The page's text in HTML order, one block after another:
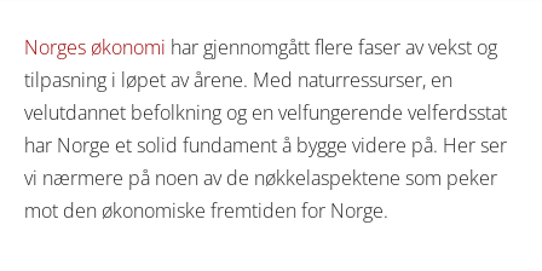
Norges økonomi har gjennomgått flere faser av vekst og
tilpasning i løpet av årene. Med naturressurser, en
velutdannet befolkning og en velfungerende velferdsstat
har Norge et solid fundament å bygge videre på. Her ser
vi nærmere på noen av de nøkkelaspektene som peker
mot den økonomiske fremtiden for Norge.